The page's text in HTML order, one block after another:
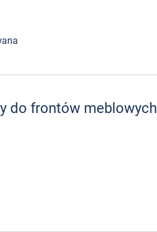
do frontów meblowych